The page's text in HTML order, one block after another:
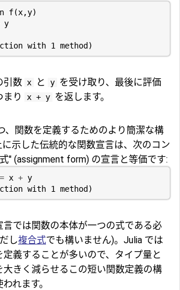
f(x,y)
y
with 1 method)
引数 x と y を受け取り、最後に評価
まり
x + y を返します。
、関数を定義するためのより簡潔な構
示した伝統的な関数宣言は、次のコン
" (assignment form) の宣言と等価です:
= x + y
with 1 method)
言では関数の本体が一つの式である必
し複合式でも構いません)。Julia では
義することが多いので、タイプ量と
大きく減らせるこの短い関数定義の構
れます。